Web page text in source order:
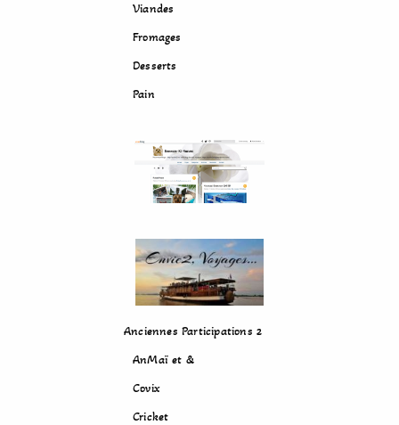
Viandes
Fromages
Desserts
Pain
Anciennes Participations 2
AnMaï et &
Covix
Cricket